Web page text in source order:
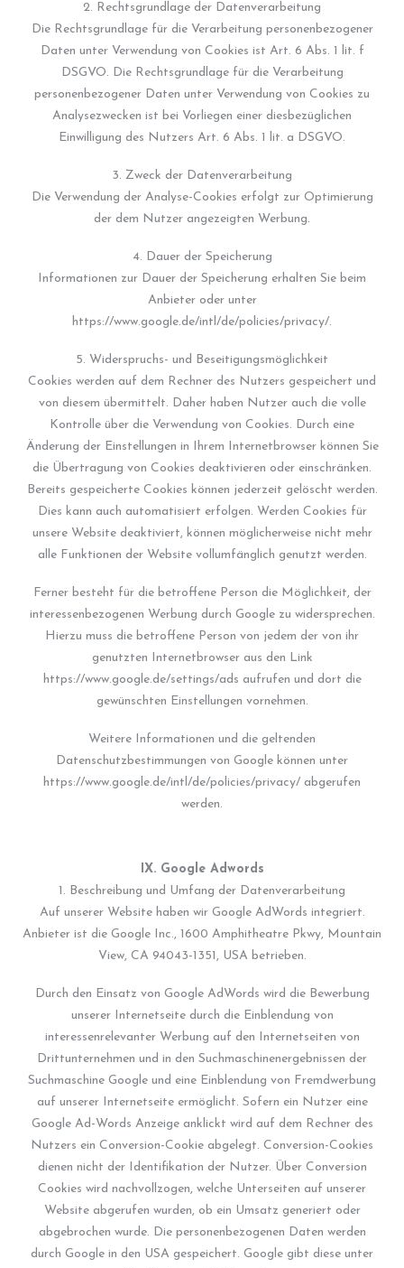
2. Rechtsgrundlage der Datenverarbeitung
Die Rechtsgrundlage für die Verarbeitung personenbezogener
Daten unter Verwendung von Cookies ist Art. 6 Abs. 1 lit. f
DSGVO. Die Rechtsgrundlage für die Verarbeitung
personenbezogener Daten unter Verwendung von Cookies zu
Analysezwecken ist bei Vorliegen einer diesbezüglichen
Einwilligung des Nutzers Art. 6 Abs. 1 lit. a DSGVO.
3. Zweck der Datenverarbeitung
Die Verwendung der Analyse-Cookies erfolgt zur Optimierung
der dem Nutzer angezeigten Werbung.
4. Dauer der Speicherung
Informationen zur Dauer der Speicherung erhalten Sie beim
Anbieter oder unter
https://www.google.de/intl/de/policies/privacy/.
5. Widerspruchs- und Beseitigungsmöglichkeit
Cookies werden auf dem Rechner des Nutzers gespeichert und
von diesem übermittelt. Daher haben Nutzer auch die volle
Kontrolle über die Verwendung von Cookies. Durch eine
Änderung der Einstellungen in Ihrem Internetbrowser können Sie
die Übertragung von Cookies deaktivieren oder einschränken.
Bereits gespeicherte Cookies können jederzeit gelöscht werden.
Dies kann auch automatisiert erfolgen. Werden Cookies für
unsere Website deaktiviert, können möglicherweise nicht mehr
alle Funktionen der Website vollumfänglich genutzt werden.
Ferner besteht für die betroffene Person die Möglichkeit, der
interessenbezogenen Werbung durch Google zu widersprechen.
Hierzu muss die betroffene Person von jedem der von ihr
genutzten Internetbrowser aus den Link
https://www.google.de/settings/ads aufrufen und dort die
gewünschten Einstellungen vornehmen.
Weitere Informationen und die geltenden
Datenschutzbestimmungen von Google können unter
https://www.google.de/intl/de/policies/privacy/ abgerufen
werden.
IX. Google Adwords
1. Beschreibung und Umfang der Datenverarbeitung
Auf unserer Website haben wir Google AdWords integriert.
Anbieter ist die Google Inc., 1600 Amphitheatre Pkwy, Mountain
View, CA 94043-1351, USA betrieben.
Durch den Einsatz von Google AdWords wird die Bewerbung
unserer Internetseite durch die Einblendung von
interessenrelevanter Werbung auf den Internetseiten von
Drittunternehmen und in den Suchmaschinenergebnissen der
Suchmaschine Google und eine Einblendung von Fremdwerbung
auf unserer Internetseite ermöglicht. Sofern ein Nutzer eine
Google Ad-Words Anzeige anklickt wird auf dem Rechner des
Nutzers ein Conversion-Cookie abgelegt. Conversion-Cookies
dienen nicht der Identifikation der Nutzer. Über Conversion
Cookies wird nachvollzogen, welche Unterseiten auf unserer
Website abgerufen wurden, ob ein Umsatz generiert oder
abgebrochen wurde. Die personenbezogenen Daten werden
durch Google in den USA gespeichert. Google gibt diese unter